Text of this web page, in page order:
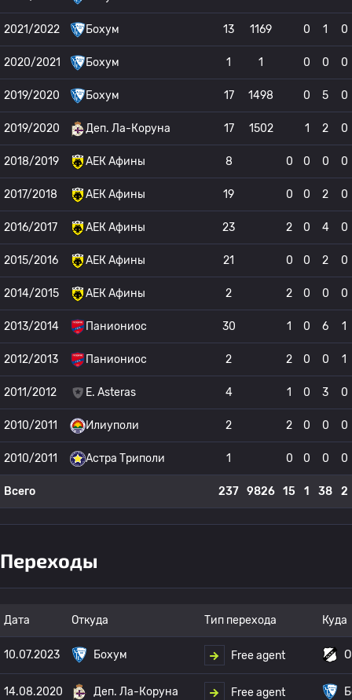
2021/2022 Бохум 13 1169 0 1 0
2020/2021 Бохум 1 1 0 0 0
2019/2020 Бохум 17 1498 0 5 0
2019/2020 Деп. Ла-Коруна 17 1502 1 2 0
2018/2019 АЕК Афины 8 0 0 0 0
2017/2018 АЕК Афины 19 0 0 2 0
2016/2017 АЕК Афины 23 2 0 4 0
2015/2016 АЕК Афины 21 0 0 2 0
2014/2015 АЕК Афины 2 2 0 0 0
2013/2014 Паниониос 30 1 0 6 1
2012/2013 Паниониос 2 2 0 0 1
2011/2012 E. Asteras 4 1 0 3 0
2010/2011 Илиуполи 2 2 0 0 0
2010/2011 Астра Триполи 1 0 0 0 0
Всего 237 9826 15 1 38 2
Переходы
Дата Откуда Тип перехода Куда
10.07.2023 Бохум Free agent
14.08.2020 Деп. Ла-Коруна Free agent